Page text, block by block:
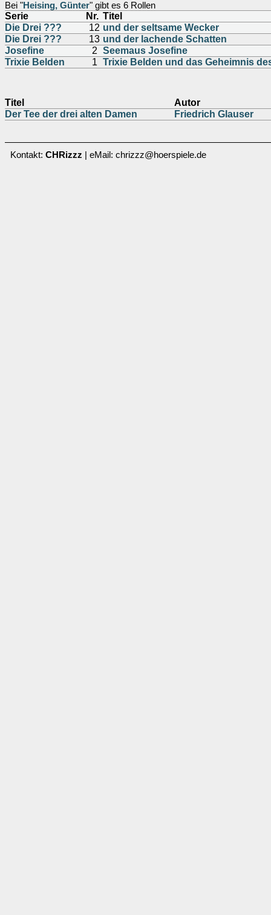
Bei "Heising, Günter" gibt es 6 Rollen
Serie Nr. Titel
Die Drei ???
12 und der seltsame Wecker
Die Drei ???
13 und der lachende Schatten
Josefine
2 Seemaus Josefine
Trixie Belden
1 Trixie Belden und das Geheimnis
Titel
Autor
Der Tee der drei alten Damen
Friedrich Glauser
Kontakt: CHRizzz | eMail: chrizzz@hoerspiele.de